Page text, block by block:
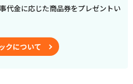
代金に応じた商品券をプレゼントい
クについて